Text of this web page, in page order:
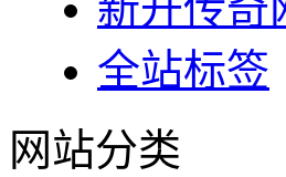
全站标签
网站分类